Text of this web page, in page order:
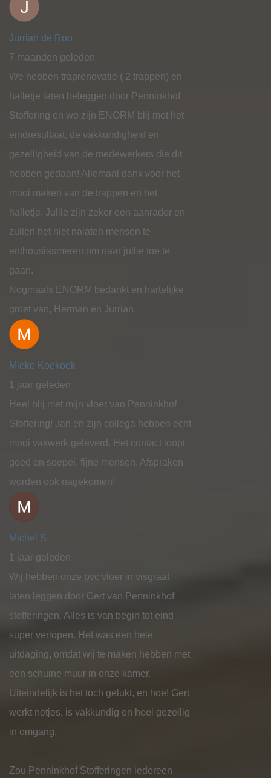
Jurrian de Roo
7 maanden geleden
We hebben traprenovatie ( 2 trappen) en
halletje laten beleggen door Penninkhof
Stoffering en we zijn ENORM blij met het
eindresultaat, de vakkundigheid en
gezelligheid van de medewerkers die dit
hebben gedaan! Allemaal dank voor het
mooi maken van de trappen en het
halletje. Jullie zijn zeker een aanrader en
zullen het niet nalaten mensen te
enthousiasmeren om naar jullie toe te
gaan.
Nogmaals ENORM bedankt en hartelijke
groet van, Herman en Jurrian.
Mieke Koekoek
1 jaar geleden
Heel blij met mijn vloer van Penninkhof
Stoffering! Jan en zijn collega hebben echt
mooi vakwerk geleverd. Het contact loopt
goed en soepel, fijne mensen. Afspraken
worden ook nagekomen!
Michel S
1 jaar geleden
Wij hebben onze pvc vloer in visgraat
laten leggen door Gert van Penninkhof
stofferingen. Alles is van begin tot eind
super verlopen. Het was een hele
uitdaging, omdat wij te maken hebben met
een schuine muur in onze kamer.
Uiteindelijk is het toch gelukt, en hoe! Gert
werkt netjes, is vakkundig en heel gezellig
in omgang.
Zou Penninkhof Stofferingen iedereen